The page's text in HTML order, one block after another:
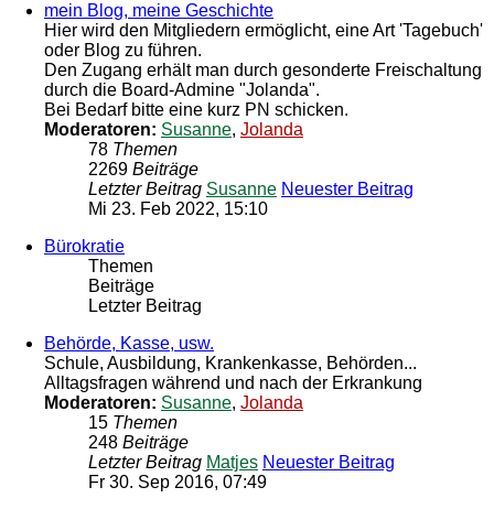
mein Blog, meine Geschichte
Hier wird den Mitgliedern ermöglicht, eine Art 'Tagebuch'
oder Blog zu führen.
Den Zugang erhält man durch gesonderte Freischaltung
durch die Board-Admine "Jolanda".
Bei Bedarf bitte eine kurz PN schicken.
Moderatoren: Susanne, Jolanda
78 Themen
2269 Beiträge
Letzter Beitrag Susanne Neuester Beitrag
Mi 23. Feb 2022, 15:10
Bürokratie
Themen
Beiträge
Letzter Beitrag
Behörde, Kasse, usw.
Schule, Ausbildung, Krankenkasse, Behörden...
Alltagsfragen während und nach der Erkrankung
Moderatoren: Susanne, Jolanda
15 Themen
248 Beiträge
Letzter Beitrag Matjes Neuester Beitrag
Fr 30. Sep 2016, 07:49